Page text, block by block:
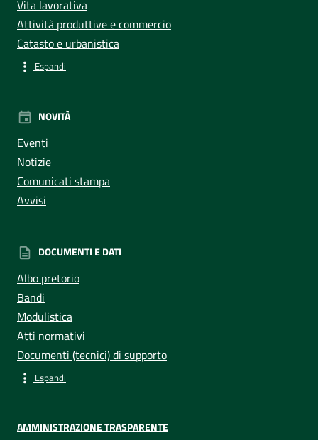
Vita lavorativa
Attività produttive e commercio
Catasto e urbanistica
Espandi
NOVITÀ
Eventi
Notizie
Comunicati stampa
Avvisi
DOCUMENTI E DATI
Albo pretorio
Bandi
Modulistica
Atti normativi
Documenti (tecnici) di supporto
Espandi
AMMINISTRAZIONE TRASPARENTE